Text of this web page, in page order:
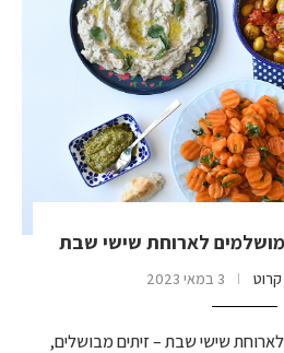
3 במאי 2023
שישי שבת – זיתים מבושלים,